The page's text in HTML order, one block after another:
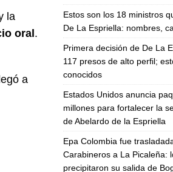
la
oral .
a
Estos son los 18 ministros
De La Espriella: nombres,
Primera decisión de De La
117 presos de alto perfil;
conocidos
Estados Unidos anuncia
millones para fortalecer la
de Abelardo de la Espriella
Epa Colombia fue
Carabineros a La Picaleña:
precipitaron su salida de